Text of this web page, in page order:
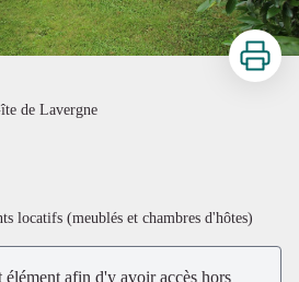
Voir l'image en plein écran
Imprimer
de Lavergne
locatifs (meublés et chambres d'hôtes)
élément afin d'y avoir accès hors